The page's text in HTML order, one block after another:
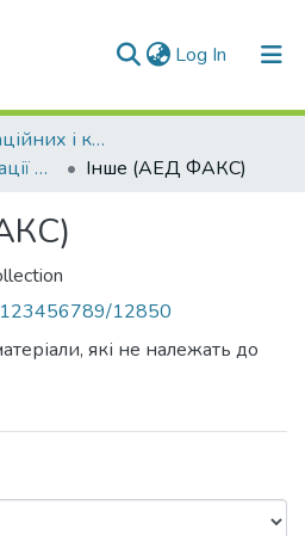
Log In (current)
Факультет авіаційних і космічних систем (ФАКС)
Кафедра автоматизації експериментальних досліджень
Інше (АЕД ФАКС)
123456789/12850
які не належать до